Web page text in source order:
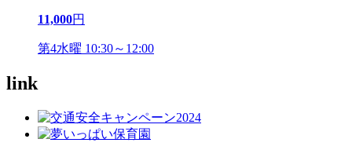
11,000円
第4水曜 10:30～12:00
link